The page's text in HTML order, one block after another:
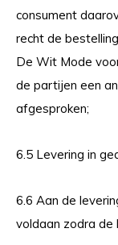
consument
recht de
De Wit Mode
de partijen een
afgesproken;
6.5 Levering in
6.6 Aan de
voldaan zodra de